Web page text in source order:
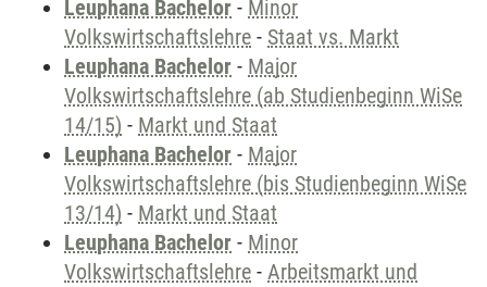
Leuphana Bachelor - Minor
Volkswirtschaftslehre - Staat vs. Markt
Leuphana Bachelor - Major
Volkswirtschaftslehre (ab Studienbeginn WiSe
14/15) - Markt und Staat
Leuphana Bachelor - Major
Volkswirtschaftslehre (bis Studienbeginn WiSe
13/14) - Markt und Staat
Leuphana Bachelor - Minor
Volkswirtschaftslehre - Arbeitsmarkt und